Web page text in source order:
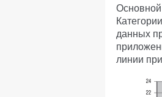
данных
линии